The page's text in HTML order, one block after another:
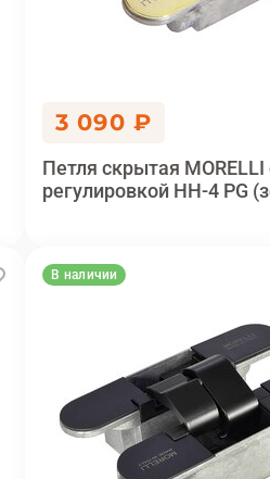
3 090 ₽
Петля скрытая MORELLI
регулировкой HH-4 PG
В наличии